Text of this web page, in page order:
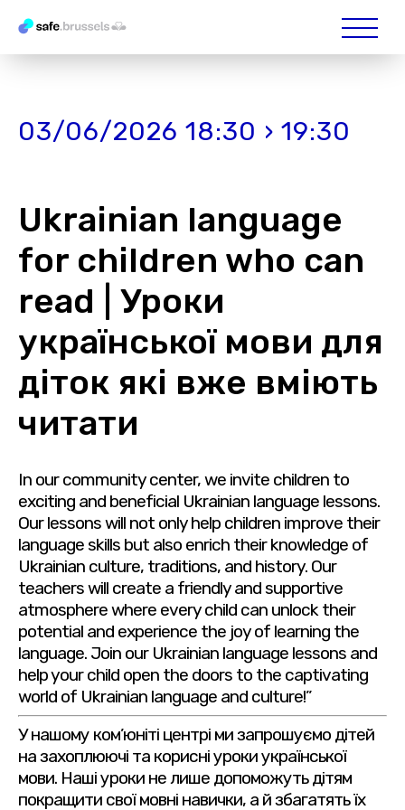
03/06/2026 18:30 › 19:30
Ukrainian language
for children who can
read | Уроки
української мови для
діток які вже вміють
читати
In our community center, we invite children to
exciting and beneficial Ukrainian language lessons.
Our lessons will not only help children improve their
language skills but also enrich their knowledge of
Ukrainian culture, traditions, and history. Our
teachers will create a friendly and supportive
atmosphere where every child can unlock their
potential and experience the joy of learning the
language. Join our Ukrainian language lessons and
help your child open the doors to the captivating
world of Ukrainian language and culture!”
У нашому ком’юніті центрі ми запрошуємо дітей
на захоплюючі та корисні уроки української
мови. Наші уроки не лише допоможуть дітям
покращити свої мовні навички, а й збагатять їх